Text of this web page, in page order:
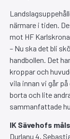
närmare i tiden.
mot HF
– Nu ska det bli
handbollen. Det
kroppar och
vila innan vi går
borta och lite
sammanfattade
IK Sävehofs
Durlanu 4,